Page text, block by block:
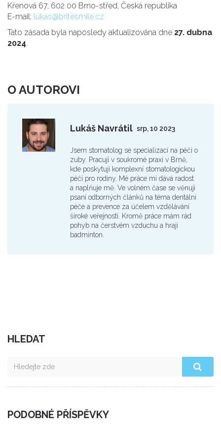
Křenová 67, 602 00 Brno-střed, Česká republika
E-mail: lukas@britesmile.cz
Tato zásada byla naposledy aktualizována dne 27. dubna
2024.
O AUTOROVI
Lukáš Navrátil srp, 10 2023
Jsem stomatolog se specializací na péči o
zuby. Pracuji v soukromé praxi v Brně,
kde poskytuji komplexní stomatologickou
péči pro rodiny. Mé práce mi dává radost
a naplňuje mě. Ve volném čase se věnuji
psaní odborných článků na téma dentální
péče a prevence za účelem vzdělávání
široké veřejnosti. Kromě práce mám rád
pohyb na čerstvém vzduchu a hraji
badminton.
HLEDAT
PODOBNÉ PŘÍSPĚVKY